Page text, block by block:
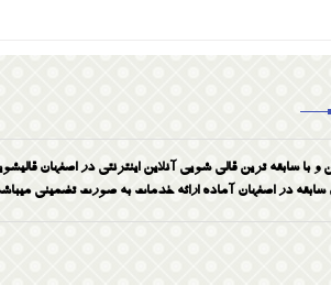
لکه جوهر از روی مبل
لکه شیر از روی موکت
و با سابقه ترین قالی شویی آنلاین اینترنتی در اصفهان